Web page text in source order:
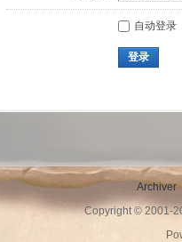
自动登录
登录
Archiver
Copyright © 2001-